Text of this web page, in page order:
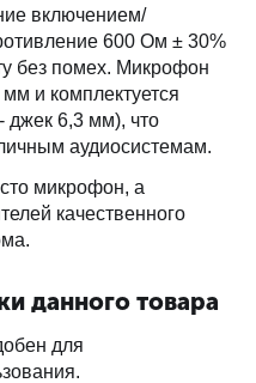
включением/
600 Ом ± 30%
без помех. Микрофон
и комплектуется
6,3 мм), что
аудиосистемам.
микрофон, а
качественного
данного товара
для